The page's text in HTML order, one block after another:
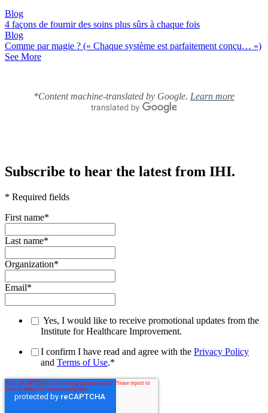
Blog
4 façons de fournir des soins plus sûrs à chaque fois
Blog
Comme par magie ? (« Chaque système est parfaitement conçu… »)
See More
*Content machine-translated by Google. Learn more
Subscribe to hear the latest from IHI.
* Required fields
First name*
Last name*
Organization*
Email*
Yes, I would like to receive promotional updates from the
Institute for Healthcare Improvement.
I confirm I have read and agree with the Privacy Policy
and Terms of Use.*